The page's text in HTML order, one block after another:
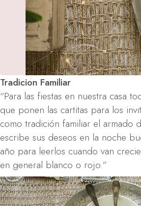
Tradicion Familiar
“Para las fiestas en nuestra casa
que ponen las cartitas para los
como tradición familiar el armado
escribe sus deseos en la noche
año para leerlos cuando van
en general blanco o rojo.”